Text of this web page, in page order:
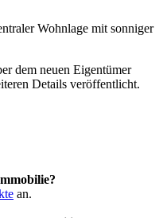
dem neuen Eigentümer
Details veröffentlicht.
an.